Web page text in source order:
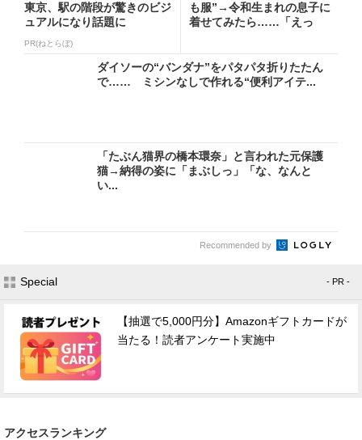
東京、駅の階段が驚きのビジ
ュアルになり話題に
PR(ねとらぼ)
も服”→令和生まれの息子に
着せてみたら……「えっ
ダイソーの“バンダナ”をパタパタ折りたたん
で…… ミシンなしで作れる“便利アイテ...
「たぶん猫界の橋本環奈」と言われた元保護
猫→納得の姿に「まぶしっ」「な、なんと
い...
Recommended by
Special - PR -
【抽選で5,000円分】Amazonギフトカードが
当たる！読者アンケート実施中
アクセスランキング